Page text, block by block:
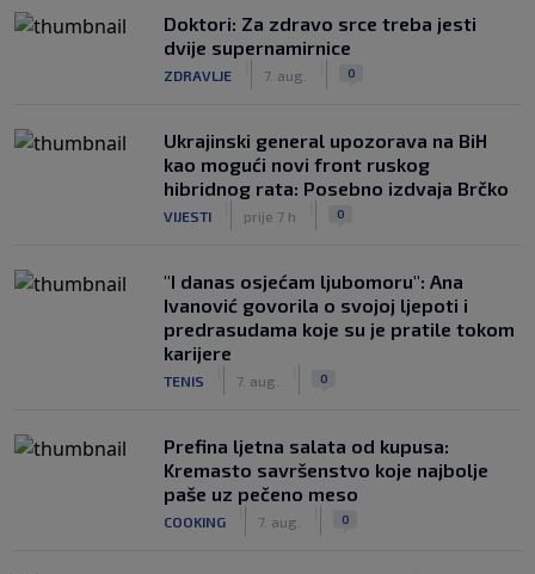
Doktori: Za zdravo srce treba jesti
dvije supernamirnice
ZDRAVLJE 7. aug. 0
Ukrajinski general upozorava na BiH
kao mogući novi front ruskog
hibridnog rata: Posebno izdvaja Brčko
VIJESTI prije 7 h 0
"I danas osjećam ljubomoru": Ana
Ivanović govorila o svojoj ljepoti i
predrasudama koje su je pratile tokom
karijere
TENIS 7. aug. 0
Prefina ljetna salata od kupusa:
Kremasto savršenstvo koje najbolje
paše uz pečeno meso
COOKING 7. aug. 0